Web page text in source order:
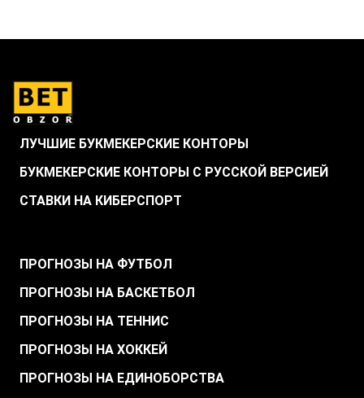
ЛУЧШИЕ БУКМЕКЕРСКИЕ КОНТОРЫ
БУКМЕКЕРСКИЕ КОНТОРЫ С РУССКОЙ ВЕРСИЕЙ
СТАВКИ НА КИБЕРСПОРТ
ПРОГНОЗЫ НА ФУТБОЛ
ПРОГНОЗЫ НА БАСКЕТБОЛ
ПРОГНОЗЫ НА ТЕННИС
ПРОГНОЗЫ НА ХОККЕЙ
ПРОГНОЗЫ НА ЕДИНОБОРСТВА